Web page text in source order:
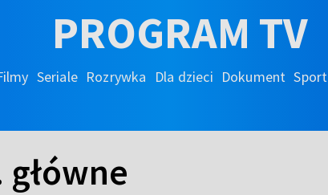
PROGRAM TV
Seriale Rozrywka Dla dzieci Dokument Sport